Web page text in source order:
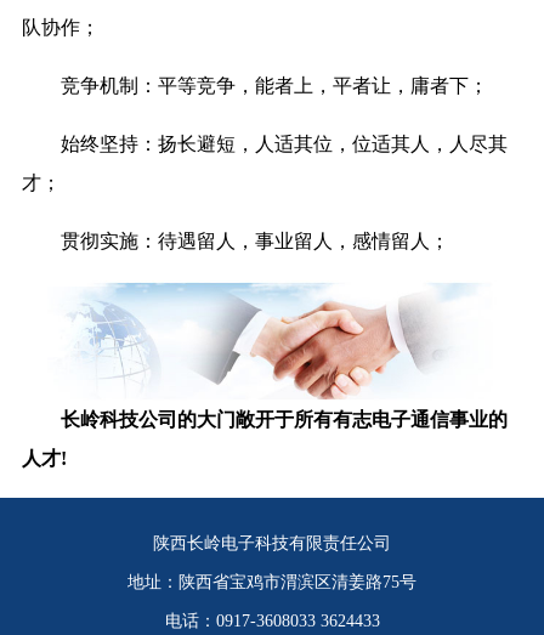
队协作；
竞争机制：平等竞争，能者上，平者让，庸者下；
始终坚持：扬长避短，人适其位，位适其人，人尽其
才；
贯彻实施：待遇留人，事业留人，感情留人；
长岭科技公司的大门敞开于所有有志电子通信事业的
人才!
陕西长岭电子科技有限责任公司
地址：陕西省宝鸡市渭滨区清姜路75号
电话：0917-3608033 3624433